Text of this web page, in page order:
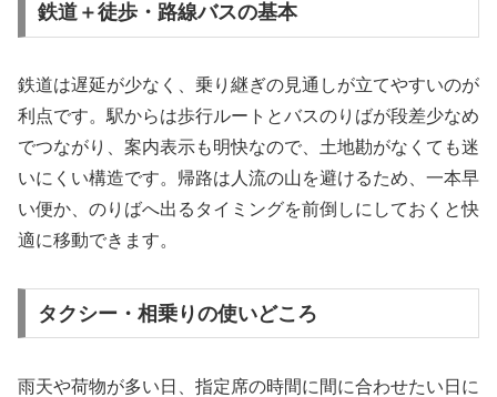
鉄道＋徒歩・路線バスの基本
鉄道は遅延が少なく、乗り継ぎの見通しが立てやすいのが
利点です。駅からは歩行ルートとバスのりばが段差少なめ
でつながり、案内表示も明快なので、土地勘がなくても迷
いにくい構造です。帰路は人流の山を避けるため、一本早
い便か、のりばへ出るタイミングを前倒しにしておくと快
適に移動できます。
タクシー・相乗りの使いどころ
雨天や荷物が多い日、指定席の時間に間に合わせたい日に